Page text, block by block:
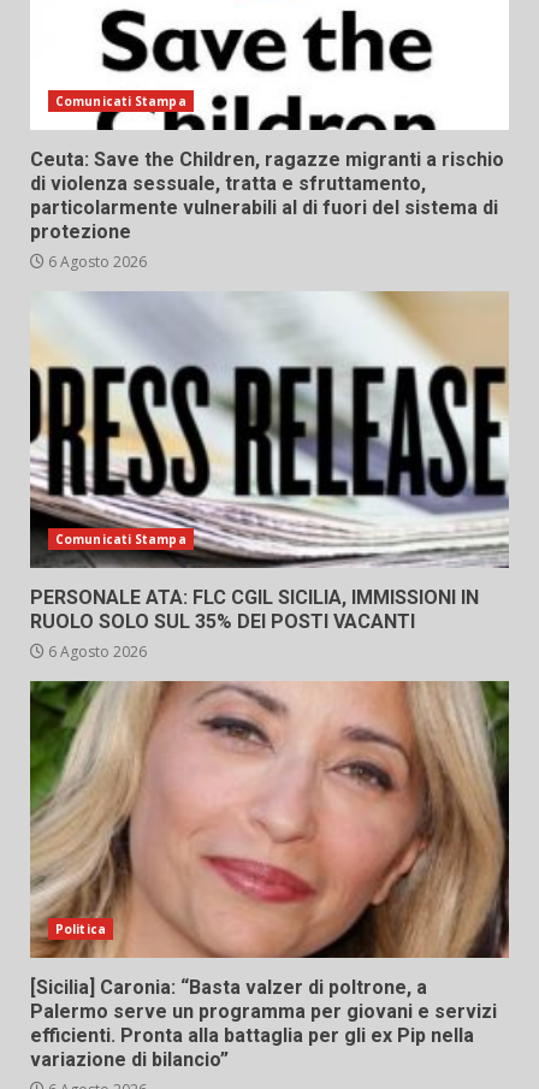
Comunicati Stampa
Ceuta: Save the Children, ragazze migranti a rischio
di violenza sessuale, tratta e sfruttamento,
particolarmente vulnerabili al di fuori del sistema di
protezione
6 Agosto 2026
Comunicati Stampa
PERSONALE ATA: FLC CGIL SICILIA, IMMISSIONI IN
RUOLO SOLO SUL 35% DEI POSTI VACANTI
6 Agosto 2026
Politica
[Sicilia] Caronia: “Basta valzer di poltrone, a
Palermo serve un programma per giovani e servizi
efficienti. Pronta alla battaglia per gli ex Pip nella
variazione di bilancio”